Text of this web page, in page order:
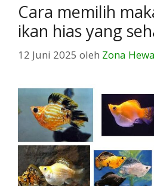
Cara memilih
ikan hias yang
12 Juni 2025 oleh Zona